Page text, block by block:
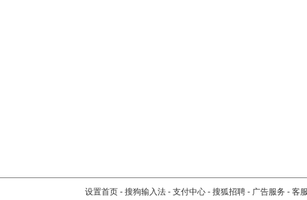
设置首页 - 搜狗输入法 - 支付中心 - 搜狐招聘 - 广告服务 - 客